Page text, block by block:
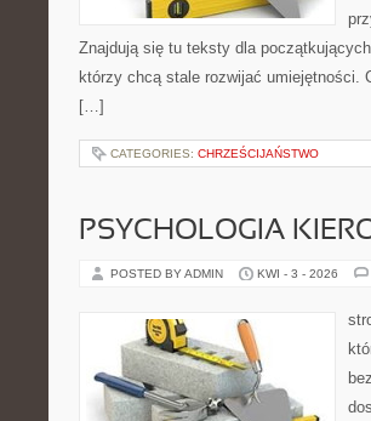
Znajdują się tu teksty dla
którzy chcą stale rozwijać umiejętności.
[…]
CATEGORIES: CHRZEŚCIJAŃSTWO
PSYCHOLOGIA
POSTED BY ADMIN KWI - 3 - 2026